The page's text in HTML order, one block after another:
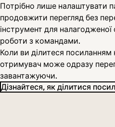
Потрібно лише налаштувати
продовжити перегляд без
інструмент для налагодженої
роботи з командами.
Коли ви ділитеся
отримувач може одразу
завантажуючи.
Дізнайтеся, як ділитися